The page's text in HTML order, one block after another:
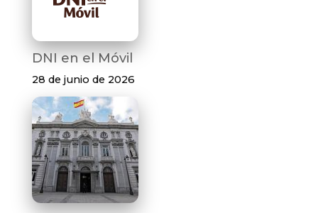
DNI en el Móvil
28 de junio de 2026